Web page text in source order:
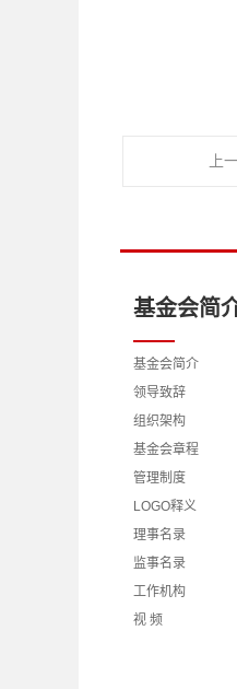
上
基金会简
基金会简介
领导致辞
组织架构
基金会章程
管理制度
LOGO释义
理事名录
监事名录
工作机构
视 频